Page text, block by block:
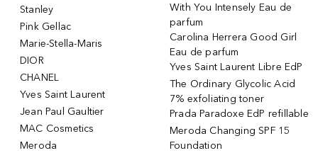
Stanley
Pink Gellac
Marie-Stella-Maris
DIOR
CHANEL
Yves Saint Laurent
Jean Paul Gaultier
MAC Cosmetics
Meroda
With You Intensely Eau de
parfum
Carolina Herrera Good Girl
Eau de parfum
Yves Saint Laurent Libre EdP
The Ordinary Glycolic Acid
7% exfoliating toner
Prada Paradoxe EdP refillable
Meroda Changing SPF 15
Foundation